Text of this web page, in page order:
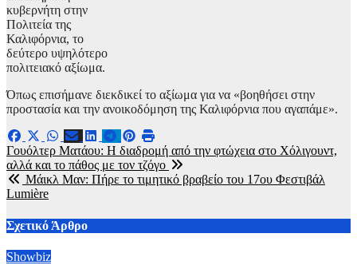
κυβερνήτη στην
Πολιτεία της
Καλιφόρνια, το
δεύτερο υψηλότερο
πολιτειακό αξίωμα.
Όπως επισήμανε διεκδικεί το αξίωμα για να «βοηθήσει στην
προστασία και την ανοικοδόμηση της Καλιφόρνια που αγαπάμε».
Πλοήγηση
άρθρων
Γουόλτερ Ματάου: H διαδρομή από την φτώχεια στο Χόλιγουντ,
αλλά και το πάθος με τον τζόγο
Μάικλ Μαν: Πήρε το τιμητικό βραβείο του 17ου Φεστιβάλ
Lumière
Σχετικό Άρθρο
Showbiz